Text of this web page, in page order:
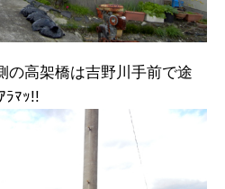
の高架橋は吉野川手前で途
ﾗﾏｯ!!